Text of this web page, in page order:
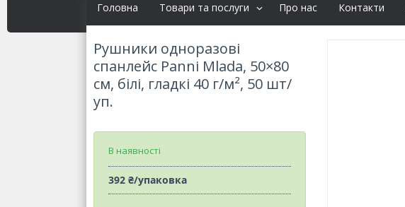
Головна Товари та послуги Про нас Контакти
Рушники одноразові
спанлейс Panni Mlada, 50×80
см, білі, гладкі 40 г/м², 50 шт/
уп.
В наявності
392 ₴/упаковка